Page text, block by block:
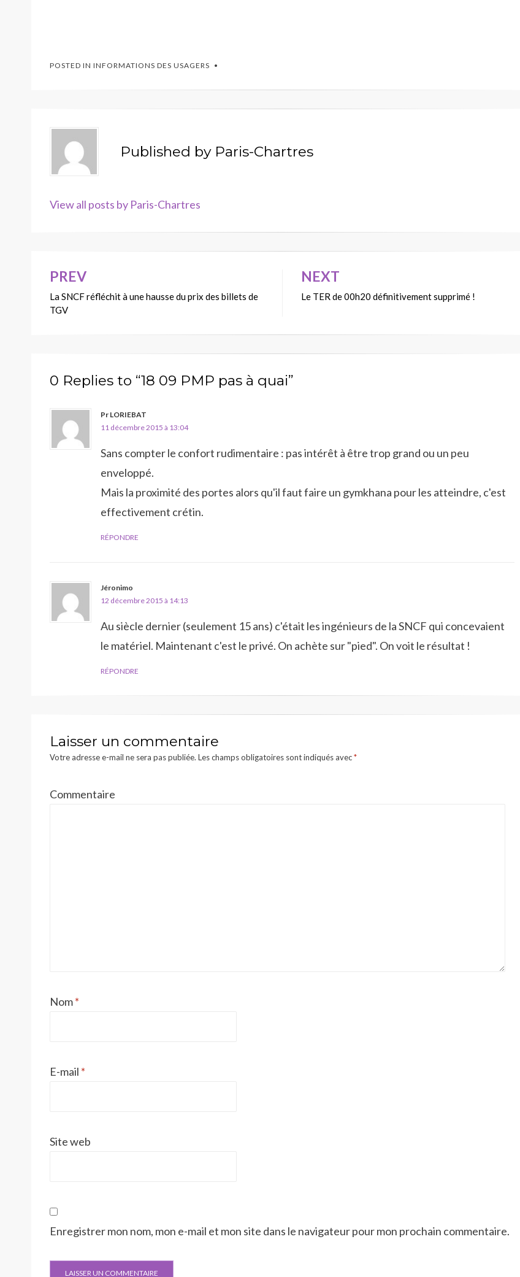
POSTED IN INFORMATIONS DES USAGERS
Published by Paris-Chartres
View all posts by Paris-Chartres
Navigation
de
PREV
La SNCF réfléchit à une hausse du prix des billets de
TGV
NEXT
Le TER de 00h20 définitivement supprimé !
0 Replies to “18 09 PMP pas à quai”
Pr LORIEBAT
11 décembre 2015 à 13:04
Sans compter le confort rudimentaire : pas intérêt à être trop grand ou un peu
enveloppé.
Mais la proximité des portes alors qu'il faut faire un gymkhana pour les atteindre, c'est
effectivement crétin.
RÉPONDRE
Jéronimo
12 décembre 2015 à 14:13
Au siècle dernier (seulement 15 ans) c'était les ingénieurs de la SNCF qui concevaient
le matériel. Maintenant c'est le privé. On achète sur "pied". On voit le résultat !
RÉPONDRE
Laisser un commentaire
Votre adresse e-mail ne sera pas publiée. Les champs obligatoires sont indiqués avec*
Commentaire
Nom*
E-mail *
Site web
Enregistrer mon nom, mon e-mail et mon site dans le navigateur pour mon prochain commentaire.